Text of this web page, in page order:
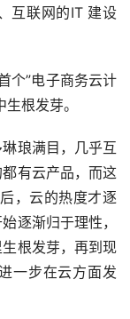
互联网的IT 建设
个”电子商务云计
根发芽。
琅满目，几乎互
有云产品，而这
，云的热度才逐
逐渐归于理性，
根发芽，再到现
一步在云方面发